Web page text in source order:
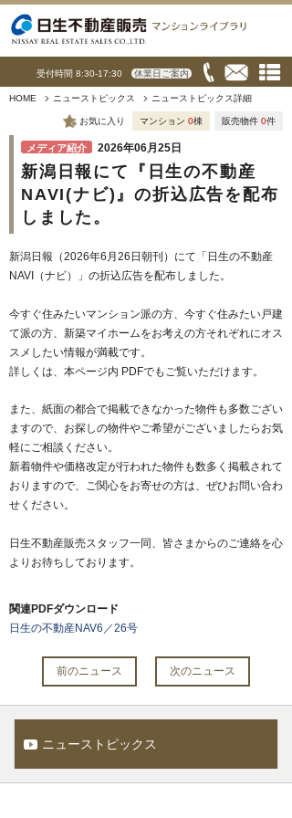
受付時間 8:30-17:30 休業日ご案内
HOME ニューストピックス ニューストピックス詳細
お気に入り マンション 0棟 販売物件 0件
メディア紹介 2026年06月25日
新潟日報にて『日生の不動産
NAVI(ナビ)』の折込広告を配布
しました。
新潟日報（2026年6月26日朝刊）にて「日生の不動産
NAVI（ナビ）」の折込広告を配布しました。
今すぐ住みたいマンション派の方、今すぐ住みたい戸建
て派の方、新築マイホームをお考えの方それぞれにオス
スメしたい情報が満載です。
詳しくは、本ページ内 PDFでもご覧いただけます。
また、紙面の都合で掲載できなかった物件も多数ござい
ますので、お探しの物件やご希望がございましたらお気
軽にご相談ください。
新着物件や価格改定が行われた物件も数多く掲載されて
おりますので、ご関心をお寄せの方は、ぜひお問い合わ
せください。
日生不動産販売スタッフ一同、皆さまからのご連絡を心
よりお待ちしております。
関連PDFダウンロード
日生の不動産NAV6／26号
前のニュース 次のニュース
ニューストピックス